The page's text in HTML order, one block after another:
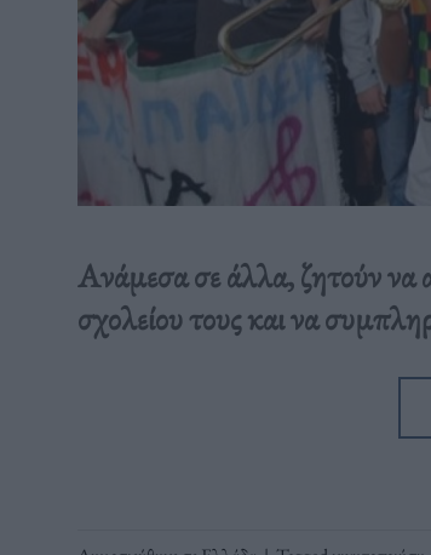
Ανάμεσα σε άλλα, ζητούν να
σχολείου τους και να